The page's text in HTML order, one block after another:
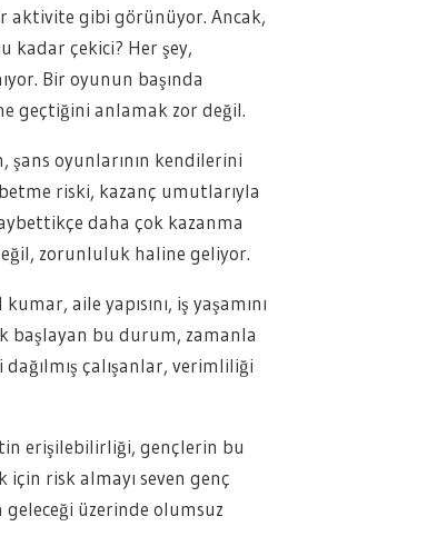
aktivite gibi görünüyor. Ancak,
kadar çekici? Her şey,
Bir oyunun başında
geçtiğini anlamak zor değil.
şans oyunlarının kendilerini
riski, kazanç umutlarıyla
daha çok kazanma
zorunluluk haline geliyor.
aile yapısını, iş yaşamını
başlayan bu durum, zamanla
çalışanlar, verimliliği
erişilebilirliği, gençlerin bu
risk almayı seven genç
geleceği üzerinde olumsuz